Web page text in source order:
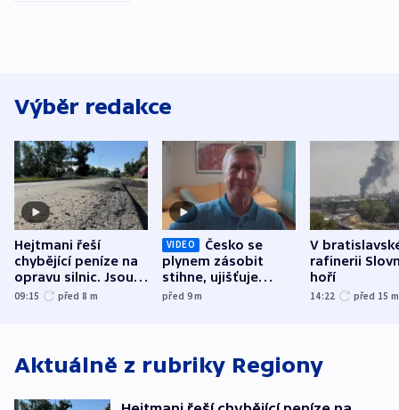
Výběr redakce
Hejtmani řeší
chybějící peníze na
opravu silnic. Jsou
nenárokové, namítá
09:15 před 8 m
VIDEO
Česko se
plynem zásobit
stihne, ujišťuje
expert. Snížení cen
před 9m
V
rafinerii
hoří
14:22 před 15 m
Aktuálně z rubriky Regiony